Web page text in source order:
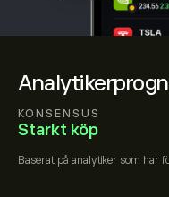
KONSENSUS
Starkt köp
Baserat på analytiker som har